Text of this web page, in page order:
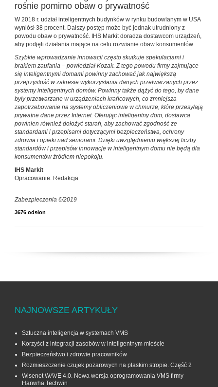
rośnie pomimo obaw o prywatność
W 2018 r. udział inteligentnych budynków w rynku budowlanym w USA
wyniósł 38 procent. Dalszy postęp może być jednak utrudniony z
powodu obaw o prywatność. IHS Markit doradza dostawcom urządzeń,
aby podjęli działania mające na celu rozwianie obaw konsumentów.
Szybkie wprowadzanie innowacji często skutkuje spekulacjami i
brakiem zaufania – powiedział Kozak. Z tego powodu firmy zajmujące
się inteligentnymi domami powinny zachować jak największą
przejrzystość w zakresie wykorzystania danych przetwarzanych przez
systemy inteligentnych domów. Powinny także dążyć do tego, by dane
były przetwarzane w urządzeniach krańcowych, co zmniejsza
zapotrzebowanie na systemy obliczeniowe w chmurze, które przesyłają
prywatne dane przez Internet. Oferując inteligentny dom, dostawca
powinien również dołożyć starań, aby zachować zgodność ze
standardami i przepisami dotyczącymi bezpieczeństwa, ochrony
zdrowia i opieki nad seniorami. Dzięki uwzględnieniu większej liczby
standardów i przepisów innowacje w inteligentnym domu nie będą dla
konsumentów źródłem niepokoju.
IHS Markit
Opracowanie: Redakcja
Zabezpieczenia 6/2019
3676 odsłon
NAJNOWSZE ARTYKUŁY
Sztuczna inteligencja w systemach VMS
Korzyści z integracji zasobów w inteligentnym mieście
Bezpieczeństwo i zdrowie pracowników
Rozmieszczenie czujek pożarowych na płaskim stropie. Część 2
Wisenet WAVE 4.0. Nowa wersja oprogramowania VMS firmy
Hanwha Techwin